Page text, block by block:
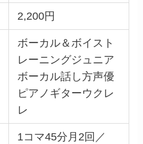
2,200円
ボーカル＆ボイスト
レーニングジュニア
ボーカル話し方声優
ピアノギターウクレ
レ
1コマ45分月2回／